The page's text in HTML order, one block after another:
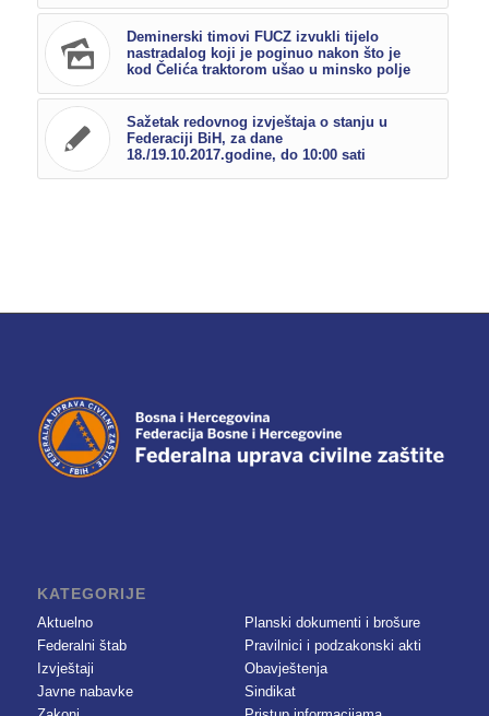
Deminerski timovi FUCZ izvukli tijelo
nastradalog koji je poginuo nakon što je
kod Čelića traktorom ušao u minsko polje
Sažetak redovnog izvještaja o stanju u
Federaciji BiH, za dane
18./19.10.2017.godine, do 10:00 sati
KATEGORIJE
Aktuelno
Federalni štab
Izvještaji
Javne nabavke
Planski dokumenti i brošure
Pravilnici i podzakonski akti
Obavještenja
Sindikat